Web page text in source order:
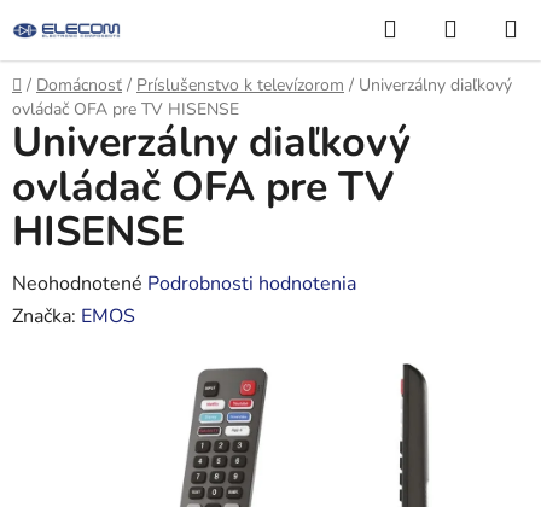
na
obsah
Hľadať
KOŠÍK
Domov
/ Domácnosť / Príslušenstvo k televízorom / Univerzálny diaľkový
ovládač OFA pre TV HISENSE
Univerzálny diaľkový
ovládač OFA pre TV
HISENSE
Priemerné
hodnotenie
Neohodnotené Podrobnosti hodnotenia
Značka: EMOS